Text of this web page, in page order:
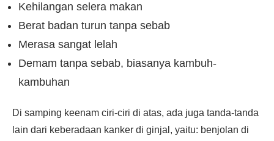
Kehilangan selera makan
Berat badan turun tanpa sebab
Merasa sangat lelah
Demam tanpa sebab, biasanya kambuh-
kambuhan
Di samping keenam ciri-ciri di atas, ada juga tanda-tanda
lain dari keberadaan kanker di ginjal, yaitu: benjolan di